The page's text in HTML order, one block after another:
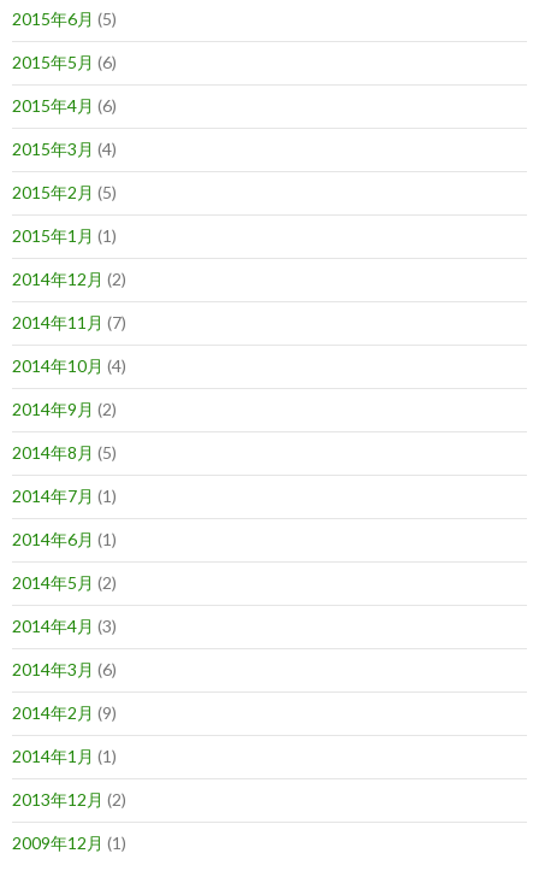
2015年6月 (5)
2015年5月 (6)
2015年4月 (6)
2015年3月 (4)
2015年2月 (5)
2015年1月 (1)
2014年12月 (2)
2014年11月 (7)
2014年10月 (4)
2014年9月 (2)
2014年8月 (5)
2014年7月 (1)
2014年6月 (1)
2014年5月 (2)
2014年4月 (3)
2014年3月 (6)
2014年2月 (9)
2014年1月 (1)
2013年12月 (2)
2009年12月 (1)